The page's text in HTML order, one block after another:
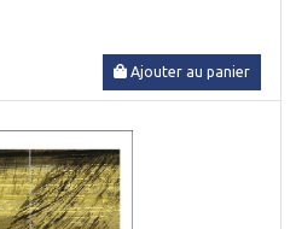
Ajouter au panier